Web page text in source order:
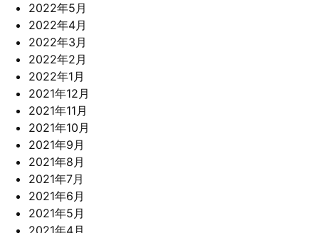
2022年5月
2022年4月
2022年3月
2022年2月
2022年1月
2021年12月
2021年11月
2021年10月
2021年9月
2021年8月
2021年7月
2021年6月
2021年5月
2021年4月